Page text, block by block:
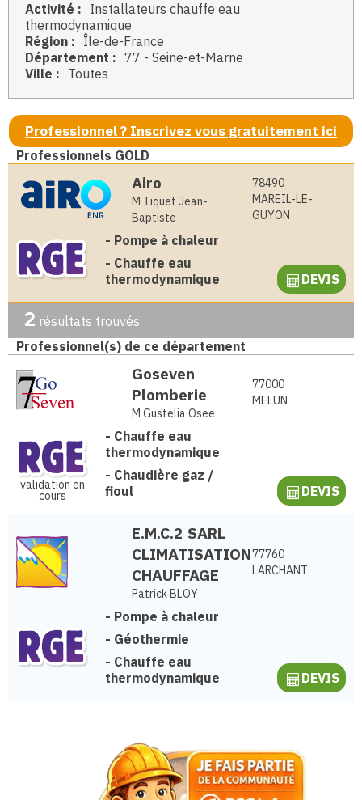
Activité : Installateurs chauffe eau
thermodynamique
Région : Île-de-France
Département : 77 - Seine-et-Marne
Ville : Toutes
Professionnel ? Inscrivez vous gratuitement ici
Professionnels GOLD
Airo
M Tiquet Jean-
Baptiste
78490
MAREIL-LE-
GUYON
- Pompe à chaleur
- Chauffe eau
thermodynamique
DEVIS
2 résultats trouvés
Professionnel(s) de ce département
Goseven
Plomberie
M Gustelia Osee
77000
MELUN
validation en
cours
- Chauffe eau
thermodynamique
- Chaudière gaz /
fioul
DEVIS
E.M.C.2 SARL
CLIMATISATION
CHAUFFAGE
Patrick BLOY
77760
LARCHANT
- Pompe à chaleur
- Géothermie
- Chauffe eau
thermodynamique
DEVIS